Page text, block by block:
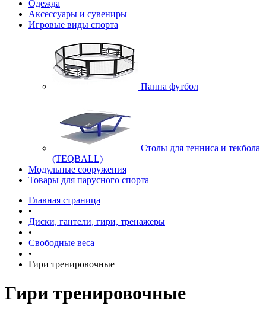
Одежда
Аксессуары и сувениры
Игровые виды спорта
Панна футбол
Cтолы для тенниса и текбола
(TEQBALL)
Модульные сооружения
Товары для парусного спорта
Главная страница
•
Диски, гантели, гири, тренажеры
•
Свободные веса
•
Гири тренировочные
Гири тренировочные